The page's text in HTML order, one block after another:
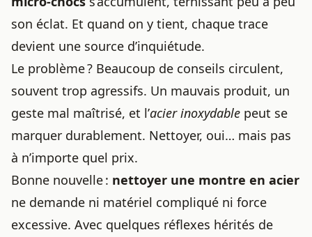
son éclat. Et quand on y tient, chaque trace
devient une source d’inquiétude.
Le problème ? Beaucoup de conseils circulent,
souvent trop agressifs. Un mauvais produit, un
geste mal maîtrisé, et l’acier inoxydable peut se
marquer durablement. Nettoyer, oui… mais pas
à n’importe quel prix.
Bonne nouvelle : nettoyer une montre en acier
ne demande ni matériel compliqué ni force
excessive. Avec quelques réflexes hérités de